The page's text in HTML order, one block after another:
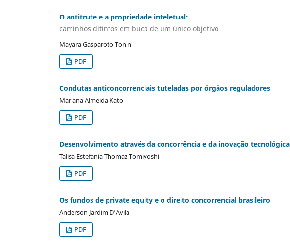
O antitrute e a propriedade inteletual:
caminhos ditintos em buca de um único objetivo
Mayara Gasparoto Tonin
PDF
Condutas anticoncorrenciais tuteladas por órgãos reguladores
Mariana Almeida Kato
PDF
Desenvolvimento através da concorrência e da inovação tecnológica
Talisa Estefania Thomaz Tomiyoshi
PDF
Os fundos de private equity e o direito concorrencial brasileiro
Anderson Jardim D’Avila
PDF